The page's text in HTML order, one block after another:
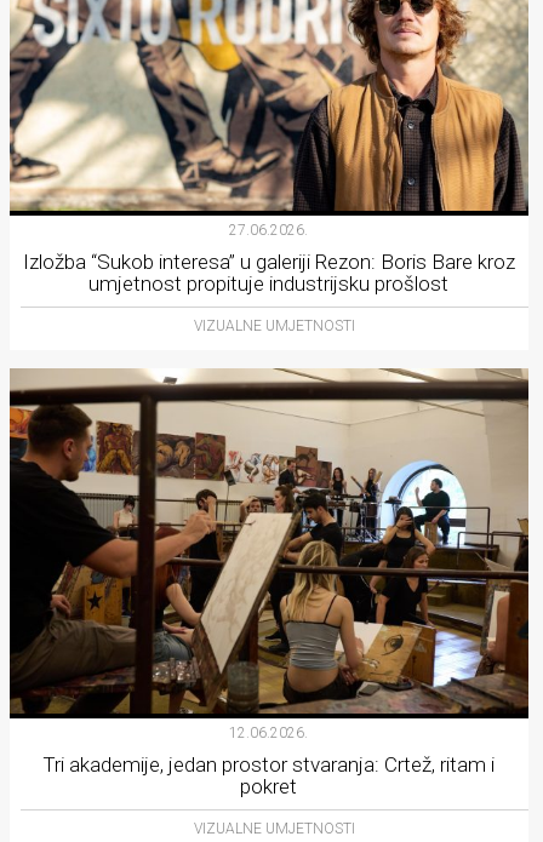
27.06.2026.
Izložba “Sukob interesa” u galeriji Rezon: Boris Bare kroz
umjetnost propituje industrijsku prošlost
VIZUALNE UMJETNOSTI
12.06.2026.
Tri akademije, jedan prostor stvaranja: Crtež, ritam i
pokret
VIZUALNE UMJETNOSTI